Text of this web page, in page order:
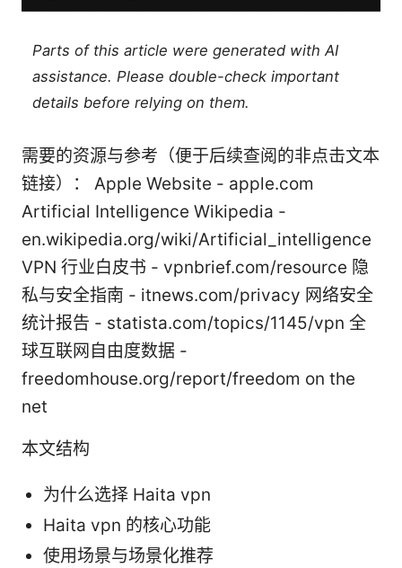
Parts of this article were generated with AI
assistance. Please double-check important
details before relying on them.
需要的资源与参考（便于后续查阅的非点击文本
链接）： Apple Website - apple.com
Artificial Intelligence Wikipedia -
en.wikipedia.org/wiki/Artificial_intelligence
VPN 行业白皮书 - vpnbrief.com/resource 隐
私与安全指南 - itnews.com/privacy 网络安全
统计报告 - statista.com/topics/1145/vpn 全
球互联网自由度数据 -
freedomhouse.org/report/freedom on the
net
本文结构
为什么选择 Haita vpn
Haita vpn 的核心功能
使用场景与场景化推荐